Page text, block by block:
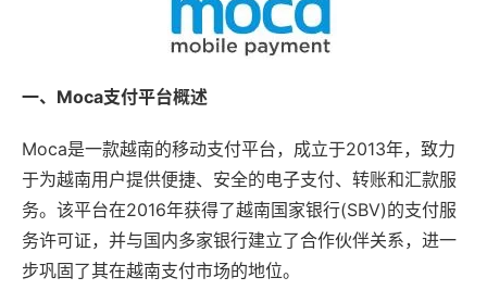
一、Moca支付平台概述
Moca是一款越南的移动支付平台，成立于2013年，致力
于为越南用户提供便捷、安全的电子支付、转账和汇款服
务。该平台在2016年获得了越南国家银行(SBV)的支付服
务许可证，并与国内多家银行建立了合作伙伴关系，进一
步巩固了其在越南支付市场的地位。